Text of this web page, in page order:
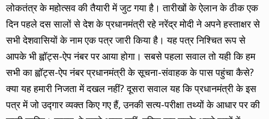
लोकतंत्र के महोत्सव की तैयारी में जुट गया है। तारीखों के ऐलान के ठीक एक
दिन पहले दस सालों से देश के प्रधानमंत्री रहे नरेंद्र मोदी ने अपने हस्ताक्षर से
सभी देशवासियों के नाम एक पत्र जारी किया है। यह पत्र निश्चित रूप से
आपके भी ह्वॉट्स-ऐप नंबर पर आया होगा। सबसे पहला सवाल तो यही कि हम
सभी का ह्वॉट्स-ऐप नंबर प्रधानमंत्री के सूचना-संवाहक के पास पहुंचा कैसे?
क्या यह हमारी निजता में दखल नहीं? दूसरा सवाल यह कि प्रधानमंत्री के इस
पत्र में जो उद्गार व्यक्त किए गए हैं, उनकी सत्य-परीक्षा तथ्यों के आधार पर की